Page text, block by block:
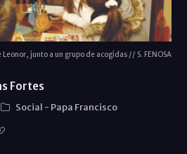
junto a un grupo de acogidas // S. FENOSA
Fortes
Social - Papa Francisco